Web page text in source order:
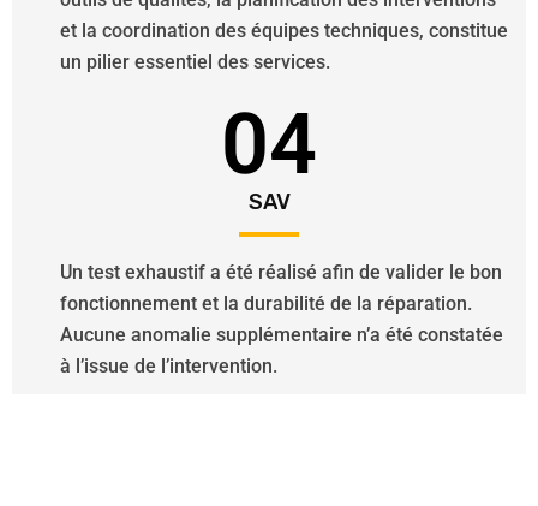
et la coordination des équipes techniques, constitue
un pilier essentiel des services.
04
SAV
Un test exhaustif a été réalisé afin de valider le bon
fonctionnement et la durabilité de la réparation.
Aucune anomalie supplémentaire n’a été constatée
à l’issue de l’intervention.